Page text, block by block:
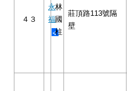
４３
永
福
林
國
柱
莊頂路113號隔
壁